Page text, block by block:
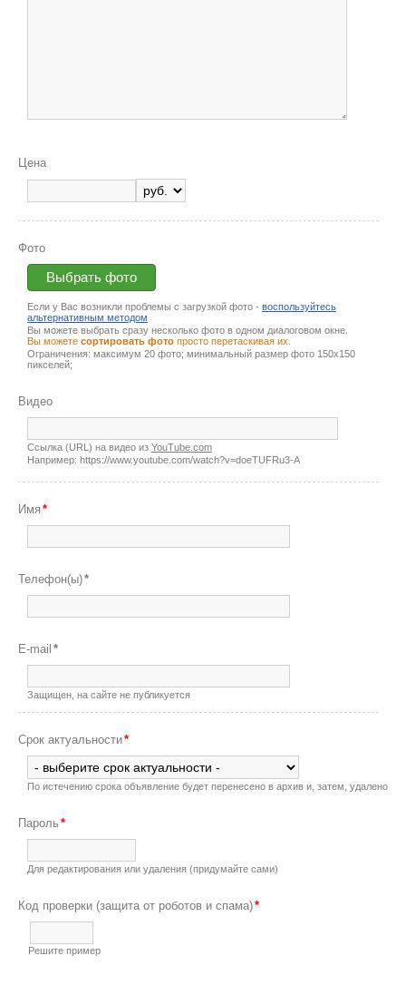
Цена
Фото
Выбрать фото
Если у Вас возникли проблемы с загрузкой фото - воспользуйтесь
альтернативным методом
Вы можете выбрать сразу несколько фото в одном диалоговом окне.
Вы можете сортировать фото просто перетаскивая их.
Ограничения: максимум 20 фото; минимальный размер фото 150х150
пикселей;
Видео
Ссылка (URL) на видео из YouTube.com
Например: https://www.youtube.com/watch?v=doeTUFRu3-A
Имя *
Телефон(ы)*
E-mail *
Защищен, на сайте не публикуется
Срок актуальности*
По истечению срока объявление будет перенесено в архив и, затем, удалено
Пароль *
Для редактирования или удаления (придумайте сами)
Код проверки (защита от роботов и спама)*
Решите пример